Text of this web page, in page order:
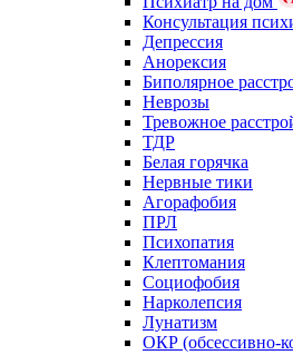
Консультация
Депрессия
Анорексия
Биполярное
Неврозы
Тревожное
ТДР
Белая горячка
Нервные тики
Агорафобия
ПРЛ
Психопатия
Клептомания
Социофобия
Нарколепсия
Лунатизм
ОКР (обсессивно-